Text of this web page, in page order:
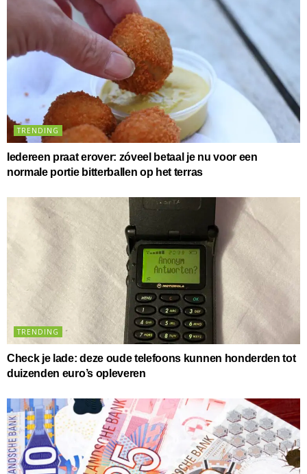
TRENDING
Iedereen praat erover: zóveel betaal je nu voor een
normale portie bitterballen op het terras
TRENDING
Check je lade: deze oude telefoons kunnen honderden tot
duizenden euro’s opleveren